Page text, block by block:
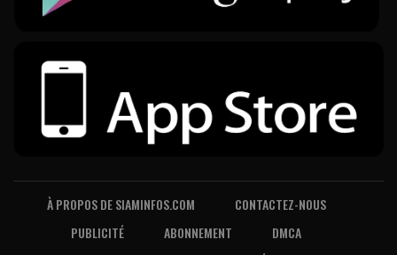
À PROPOS DE SIAMINFOS.COM
CONTACTEZ-NOUS
PUBLICITÉ
ABONNEMENT
DMCA